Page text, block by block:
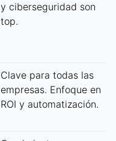
y ciberseguridad son
top.
Clave para todas las
empresas. Enfoque en
ROI y automatización.